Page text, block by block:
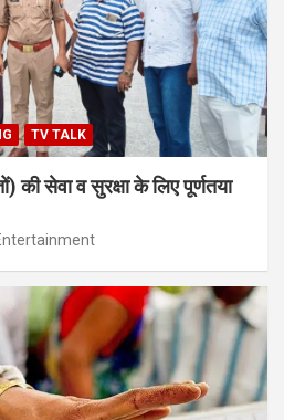
TV TALK
की सेवा व सुरक्षा के लिए पूर्णतया